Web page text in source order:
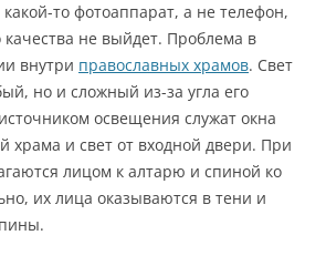
то фотоаппарат, а не телефон,
качества не выйдет. Проблема в
внутри православных храмов. Свет
но и сложный из-за угла его
освещения служат окна
храма и свет от входной двери. При
лицом к алтарю и спиной ко
их лица оказываются в тени и